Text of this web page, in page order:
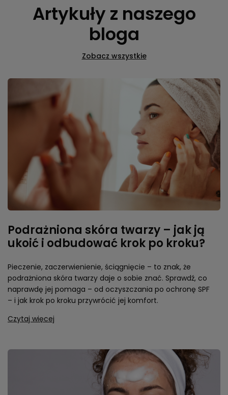
Artykuły z naszego
bloga
Zobacz wszystkie
Podrażniona skóra twarzy – jak ją
ukoić i odbudować krok po kroku?
Pieczenie, zaczerwienienie, ściągnięcie – to znak, że
podrażniona skóra twarzy daje o sobie znać. Sprawdź, co
naprawdę jej pomaga – od oczyszczania po ochronę SPF
– i jak krok po kroku przywrócić jej komfort.
Czytaj więcej